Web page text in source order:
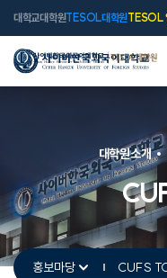
대학교대학원TESOL대학원TESOL
대학원소개
홍보마당 CUFS